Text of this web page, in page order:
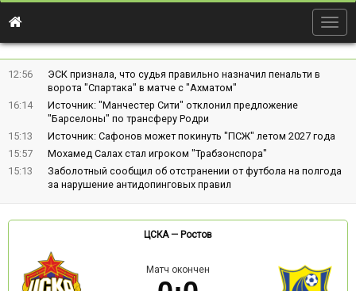
12:56
ЭСК признала, что судья правильно назначил пенальти в
ворота "Спартака" в матче с "Ахматом"
16:14
Источник: "Манчестер Сити" отклонил предложение
"Барселоны" по трансферу Родри
15:13
Источник: Сафонов может покинуть "ПСЖ" летом 2027 года
15:57
Мохамед Салах стал игроком "Трабзонспора"
15:13
Заболотный сообщил об отстранении от футбола на полгода
за нарушение антидопинговых правил
ЦСКА— Ростов
Матч окончен